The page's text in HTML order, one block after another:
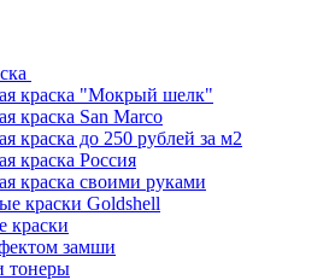
краска "Мокрый шелк"
краска San Marco
краска до 250 рублей за м2
краска Россия
краска своими руками
краски Goldshell
краски
замши
тонеры